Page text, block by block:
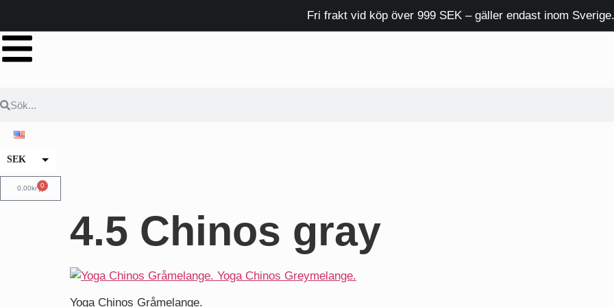
Fri frakt vid köp över 999 SEK – gäller endast inom Sverige.
SEK
EUR
0,00kr 0
4.5 Chinos gray
Yoga Chinos Gråmelange.